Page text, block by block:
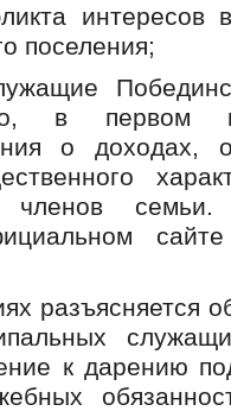
_
УСЛУГИ
МУНИЦИПАЛЬНЫХ УСЛУГ
ГРАФИК ПРИЕМА
И ЗАЯВЛЕНИЙ
ОБРАЩЕНИЙ
интересов
поселения;
в первом
о доходах,
семьи.
сайте
разъясняется
к дарению